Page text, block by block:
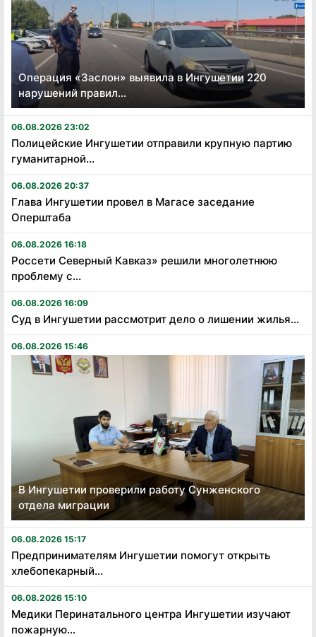
Операция «Заслон» выявила в Ингушетии 220
нарушений правил...
06.08.2026 23:02
Полицейские Ингушетии отправили крупную партию
гуманитарной...
06.08.2026 20:37
Глава Ингушетии провел в Магасе заседание
Оперштаба
06.08.2026 16:18
Россети Северный Кавказ» решили многолетнюю
проблему с...
06.08.2026 16:09
Суд в Ингушетии рассмотрит дело о лишении жилья...
06.08.2026 15:46
В Ингушетии проверили работу Сунженского
отдела миграции
06.08.2026 15:17
Предпринимателям Ингушетии помогут открыть
хлебопекарный...
06.08.2026 15:10
Медики Перинатального центра Ингушетии изучают
пожарную...